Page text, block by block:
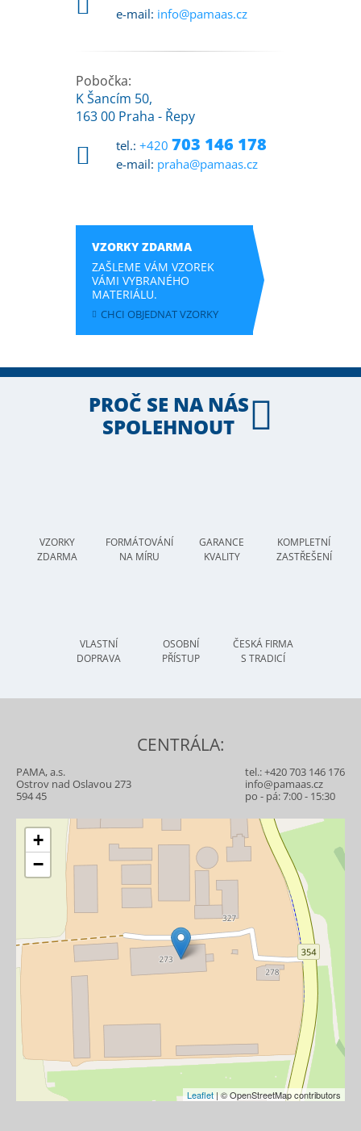
e-mail: info@pamaas.cz
Pobočka:
K Šancím 50,
163 00 Praha - Řepy
tel.: +420 703 146 178
e-mail: praha@pamaas.cz
VZORKY ZDARMA
ZAŠLEME VÁM VZOREK
VÁMI VYBRANÉHO
MATERIÁLU.
CHCI OBJEDNAT VZORKY
PROČ SE NA NÁS
SPOLEHNOUT
VZORKY
ZDARMA
FORMÁTOVÁNÍ
NA MÍRU
GARANCE
KVALITY
KOMPLETNÍ
ZASTŘEŠENÍ
VLASTNÍ
DOPRAVA
OSOBNÍ
PŘÍSTUP
ČESKÁ FIRMA
S TRADICÍ
CENTRÁLA:
PAMA, a.s.
Ostrov nad Oslavou 273
594 45
tel.:+420 703 146 176
info@pamaas.cz
po - pá: 7:00 - 15:30
+
−
Leaflet | © OpenStreetMap contributors